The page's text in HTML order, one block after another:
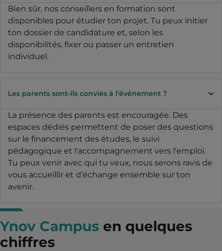
Bien sûr, nos conseillers en formation sont
disponibles pour étudier ton projet. Tu peux initier
ton dossier de candidature et, selon les
disponibilités, fixer ou passer un entretien
individuel.
Les parents sont-ils conviés à l'événement ?
La présence des parents est encouragée. Des
espaces dédiés permettent de poser des questions
sur le financement des études, le suivi
pédagogique et l'accompagnement vers l'emploi.
Tu peux venir avec qui tu veux, nous serons ravis de
vous accueillir et d’échange ensemble sur ton
avenir.
Ynov Campus en quelques
chiffres